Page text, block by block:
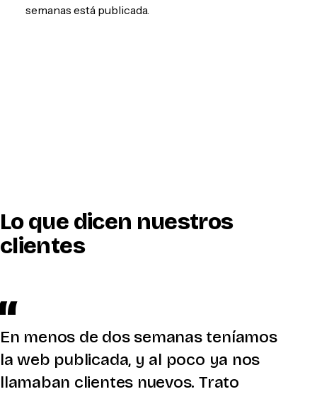
semanas está publicada.
Lo que dicen nuestros
clientes
En menos de dos semanas teníamos
la web publicada, y al poco ya nos
llamaban clientes nuevos. Trato